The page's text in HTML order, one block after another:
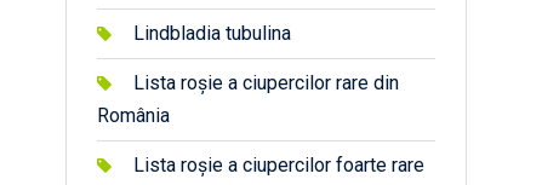
Lindbladia tubulina
Lista roșie a ciupercilor rare din
România
Lista roșie a ciupercilor foarte rare